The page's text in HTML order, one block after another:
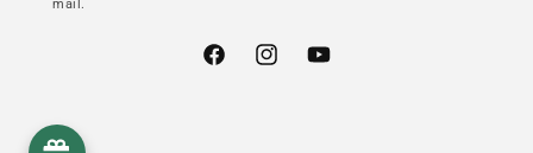
mail.
FacebookInstagramYouTube